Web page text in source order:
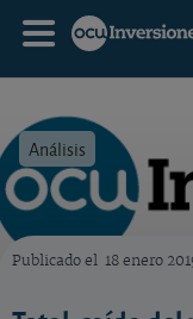
Análisis
Publicado el 18 enero